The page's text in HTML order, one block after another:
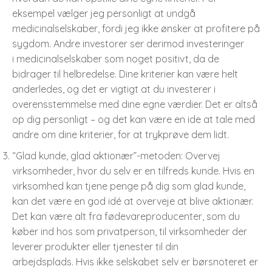
eksempel vælger jeg personligt at undgå
medicinalselskaber, fordi jeg ikke ønsker at profitere på
sygdom. Andre investorer ser derimod investeringer
i medicinalselskaber som noget positivt, da de
bidrager til helbredelse. Dine kriterier kan være helt
anderledes, og det er vigtigt at du investerer i
overensstemmelse med dine egne værdier. Det er altså
op dig personligt – og det kan være en ide at tale med
andre om dine kriterier, for at trykprøve dem lidt.
“Glad kunde, glad aktionær”-metoden: Overvej
virksomheder, hvor du selv er en tilfreds kunde. Hvis en
virksomhed kan tjene penge på dig som glad kunde,
kan det være en god idé at overveje at blive aktionær.
Det kan være alt fra fødevareproducenter, som du
køber ind hos som privatperson, til virksomheder der
leverer produkter eller tjenester til din
arbejdsplads. Hvis ikke selskabet selv er børsnoteret er